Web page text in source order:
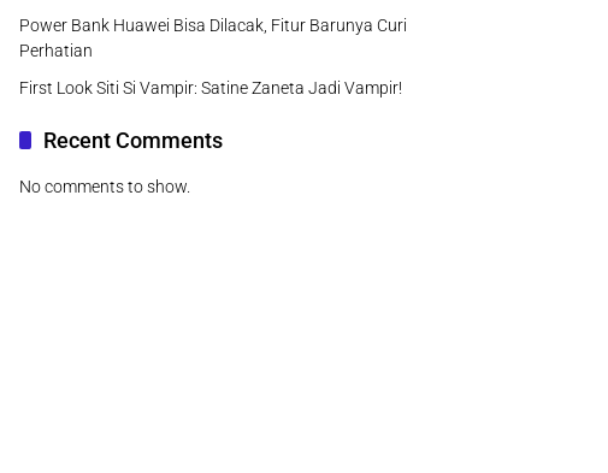
Power Bank Huawei Bisa Dilacak, Fitur Barunya Curi
Perhatian
First Look Siti Si Vampir: Satine Zaneta Jadi Vampir!
Recent Comments
No comments to show.